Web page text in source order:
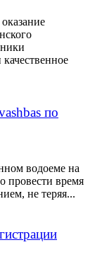
по
водоеме на
провести время
не теряя...